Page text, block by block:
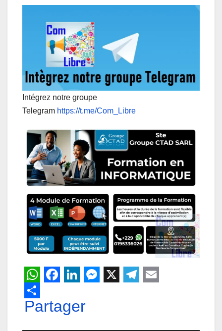
Intégrez notre groupe
Telegram https://t.me/Com_Libre
W
h
a
i
e
Partager